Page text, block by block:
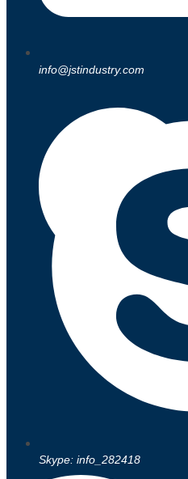
info@jstindustry.com
Skype: info_282418